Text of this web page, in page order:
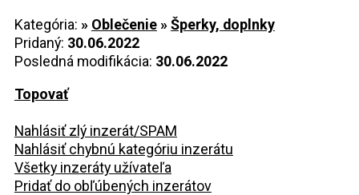
Kategória: » Oblečenie»Šperky, doplnky
Pridaný: 30.06.2022
Posledná modifikácia: 30.06.2022
Topovať
Nahlásiť zlý inzerát/SPAM
Nahlásiť chybnú kategóriu inzerátu
Všetky inzeráty užívateľa
Pridať do obľúbených inzerátov